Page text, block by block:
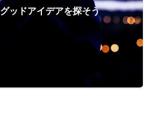
グッドアイデアを探そう